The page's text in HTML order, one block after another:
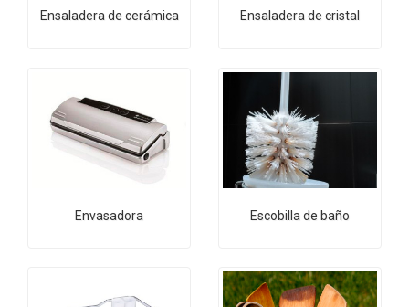
Ensaladera de cerámica Ensaladera de cristal
Envasadora Escobilla de baño